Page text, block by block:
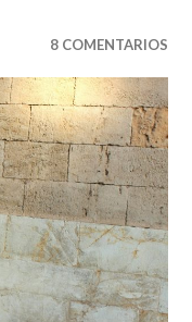
8 COMENTARIOS